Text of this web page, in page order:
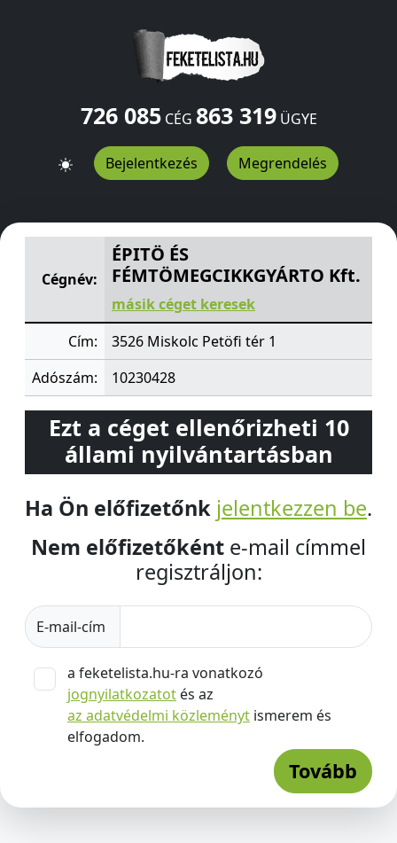
726 085CÉG 863 319ÜGYE
Bejelentkezés Megrendelés
ÉPITÖ ÉS FÉMTÖMEGCIKKGYÁRTO Kft.
Cégnév:
ÉPITÖ ÉS
FÉMTÖMEGCIKKGYÁRTO Kft.
másik céget keresek
Cím:
3526 Miskolc Petöfi tér 1
Adószám:
10230428
Ezt a céget ellenőrizheti 10
állami nyilvántartásban
Ha Ön előfizetőnk jelentkezzen be.
Nem előfizetőként e-mail címmel
regisztráljon:
E-mail-cím
a feketelista.hu-ra vonatkozó
jognyilatkozatot és az
az adatvédelmi közleményt ismerem és
elfogadom.
Tovább